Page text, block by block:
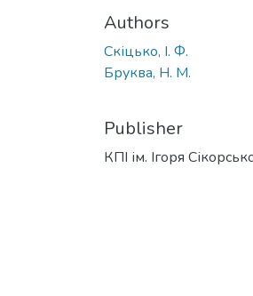
Authors
Скіцько, І. Ф.
Бруква, Н. М.
Publisher
КПІ ім. Ігоря